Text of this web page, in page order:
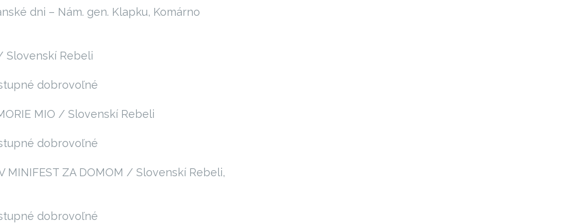
dni – Nám. gen. Klapku, Komárno
Slovenskí Rebeli
dobrovoľné
MIO / Slovenskí Rebeli
dobrovoľné
MINIFEST ZA DOMOM / Slovenskí Rebeli,
dobrovoľné